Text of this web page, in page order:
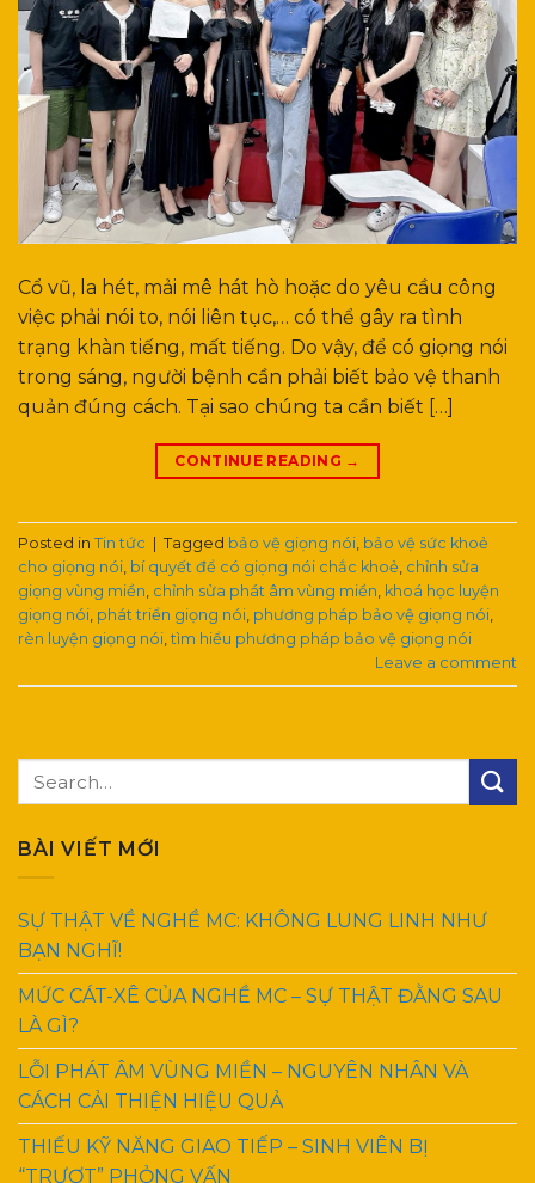
Cổ vũ, la hét, mải mê hát hò hoặc do yêu cầu công
việc phải nói to, nói liên tục,… có thể gây ra tình
trạng khàn tiếng, mất tiếng. Do vậy, để có giọng nói
trong sáng, người bệnh cần phải biết bảo vệ thanh
quản đúng cách. Tại sao chúng ta cần biết […]
CONTINUE READING →
Posted in Tin tức Tagged bảo vệ giọng nói bảo vệ sức khoẻ
cho giọng nói bí quyết để có giọng nói chắc khoẻ chỉnh sửa
giọng vùng miền chỉnh sửa phát âm vùng miền khoá học luyện
giọng nói phát triển giọng nói phương pháp bảo vệ giọng nói
rèn luyện giọng nói ,tìm hiểu phương pháp bảo vệ giọng nói
Leave a comment
BÀI VIẾT MỚI
SỰ THẬT VỀ NGHỀ MC: KHÔNG LUNG LINH NHƯ
BẠN NGHĨ!
MỨC CÁT-XÊ CỦA NGHỀ MC – SỰ THẬT ĐẰNG SAU
LÀ GÌ?
LỖI PHÁT ÂM VÙNG MIỀN – NGUYÊN NHÂN VÀ
CÁCH CẢI THIỆN HIỆU QUẢ
THIẾU KỸ NĂNG GIAO TIẾP – SINH VIÊN BỊ
“TRƯỢT” PHỎNG VẤN